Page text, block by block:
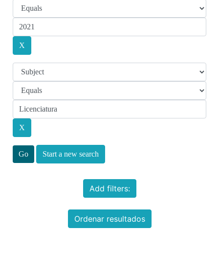
Start a new search
Add filters:
Ordenar resultados